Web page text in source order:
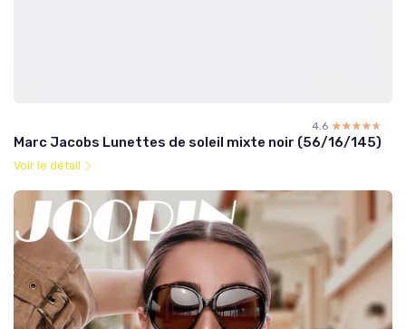
4.6 ☆☆☆☆☆
★★★★★
Marc Jacobs Lunettes de soleil mixte noir (56/16/145)
Voir le détail